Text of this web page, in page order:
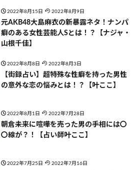
2022年8月15日 2022年8月9日
元AKB48大島麻衣の新暴露ネタ！ナンパ
癖のある女性芸能人Sとは！？【ナジャ・
山根千佳】
2022年8月8日 2022年8月3日
【街録占い】超特殊な性癖を持った男性
の意外な恋の悩みとは！？【叶ここ】
2022年8月1日 2022年7月28日
朝倉未来に喧嘩を売った男の手相には〇
〇線が？！【占い師叶ここ】
2022年7月25日 2022年7月16日